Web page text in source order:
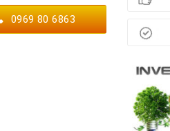
0969 80 6863